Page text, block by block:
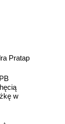
Pratap
w